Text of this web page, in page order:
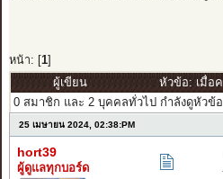
หน้า: [ 1]
ผู้เขียน
หัวข้อ: เมื่อ
0 สมาชิก และ 2 บุคคลทั่วไป กำลังดูหัวข้
25 เมษายน 2024, 02:38:PM
hort39
ผู้ดูแลทุกบอร์ด